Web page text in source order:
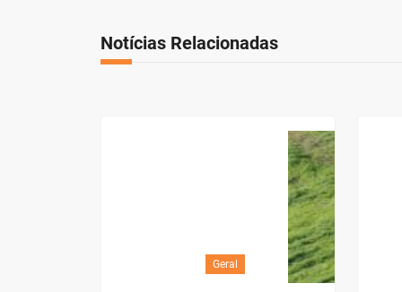
Notícias Relacionadas
Geral